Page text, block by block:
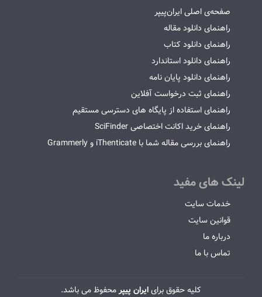
صفحه‌ی اصلی ایران‌پیپر
راهنمای دانلود مقاله
راهنمای دانلود کتاب
راهنمای دانلود استاندارد
راهنمای دانلود پایان نامه
راهنمای ثبت درخواست آفلاین
راهنمای استفاده از پایگاه های دسترسی مستقیم
راهنمای خرید اکانت اختصاصی SciFinder
راهنمای بررسی مقاله شما با iThenticate و Grammerly
لینک های مفید
خدمات سایت
قوانین سایت
درباره ما
تماس با ما
کلیه حقوق برایایران پیپرمحفوظ می باشد.